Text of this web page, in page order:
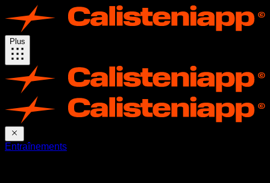
Plus
Entraînements